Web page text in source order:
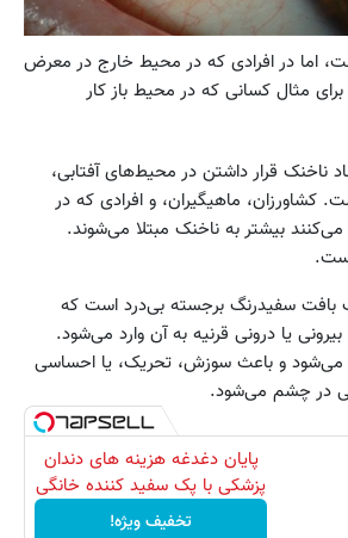
اما در افرادی که در محیط خارج در معرض
مثال کسانی که در محیط باز کار
ناخنک قرار داشتن در محیط‌های آفتابی،
کشاورزان، ماهیگیران، و افرادی که در
بیشتر به ناخنک مبتلا می‌شوند.
بافت سفیدرنگ برجسته بی‌درد است که
یا درونی قرنیه به آن وارد می‌شود.
می‌شود و باعث سوزش، تحریک، یا احساسی
در چشم می‌شود.
پایان دغدغه هزینه های دندان
پزشکی با پک سفید کننده خانگی
تخفیف ویژه!